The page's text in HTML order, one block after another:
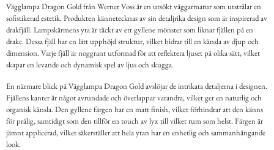
Vägglampa Dragon Gold från Werner Voss är en utsökt väggarmatur som utstrålar en
sofistikerad estetik. Produkten kännetecknas av sin detaljrika design som är inspirerad av
drakfjäll. Lampskärmens yta är täckt av ett gyllene mönster som liknar fjällen på en
drake. Dessa fjäll har en lätt upphöjd struktur, vilket bidrar till en känsla av djup och
dimension. Varje fjäll är noggrant utformad för att reflektera ljuset på olika sätt, vilket
skapar en levande och dynamisk spel av ljus och skugga.
En närmare blick på Vägglampa Dragon Gold avslöjar de intrikata detaljerna i designen.
Fjällens kanter är något avrundade och överlappar varandra, vilket ger en naturlig och
organisk känsla. Den gyllene färgen har en matt finish, vilket förhindrar att den känns
för prålig, samtidigt som den tillför en touch av lyx till vilket rum som helst. Färgen är
jämnt applicerad, vilket säkerställer att hela ytan har en enhetlig och sammanhängande
look.